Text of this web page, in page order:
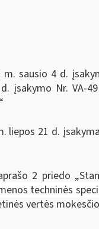
sausio 4 d.
įsakymo Nr. VA-
21 d.
2 priedo
techninės
vertės